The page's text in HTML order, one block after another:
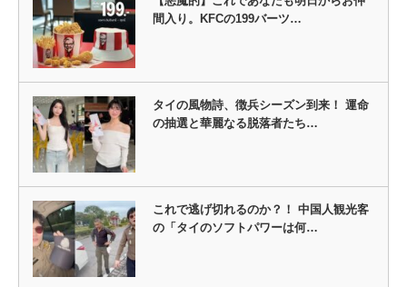
間入り。KFCの199バーツ…
タイの風物詩、徴兵シーズン到来！ 運命
の抽選と華麗なる脱落者たち…
これで逃げ切れるのか？！ 中国人観光客
の「タイのソフトパワーは何…